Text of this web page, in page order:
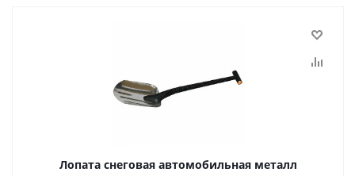
Лопата снеговая автомобильная металл